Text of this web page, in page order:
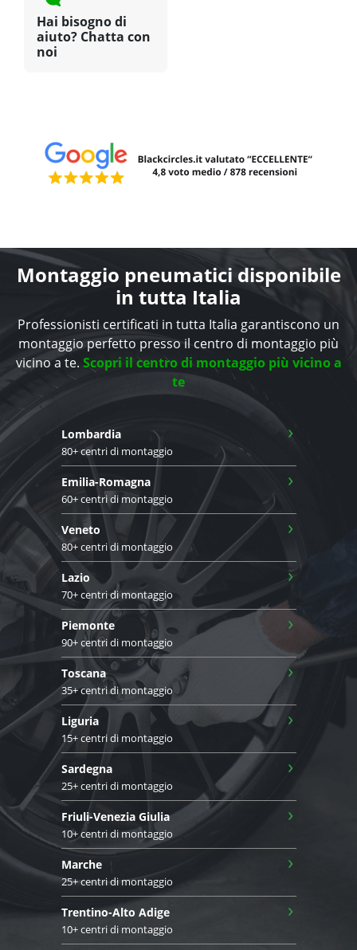
Hai bisogno di
aiuto? Chatta con
noi
Montaggio pneumatici disponibile
in tutta Italia
Professionisti certificati in tutta Italia garantiscono un
montaggio perfetto presso il centro di montaggio più
vicino a te. Scopri il centro di montaggio più vicino a
te
Lombardia
80+ centri di montaggio
›
Emilia-Romagna
60+ centri di montaggio
›
Veneto
80+ centri di montaggio
›
Lazio
70+ centri di montaggio
›
Piemonte
90+ centri di montaggio
›
Toscana
35+ centri di montaggio
›
Liguria
15+ centri di montaggio
›
Sardegna
25+ centri di montaggio
›
Friuli-Venezia Giulia
10+ centri di montaggio
›
Marche
25+ centri di montaggio
›
Trentino-Alto Adige
10+ centri di montaggio
›